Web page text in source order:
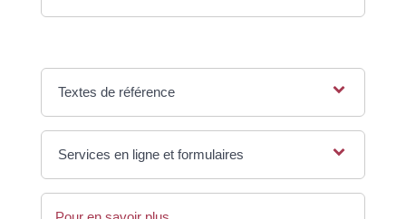
Textes de référence
Services en ligne et formulaires